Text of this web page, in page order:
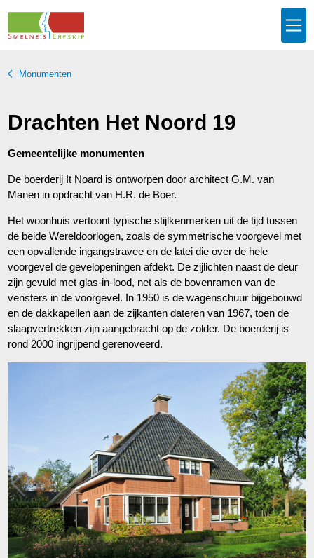
Monumenten
Drachten Het Noord 19
Gemeentelijke monumenten
De boerderij It Noard is ontworpen door architect G.M. van
Manen in opdracht van H.R. de Boer.
Het woonhuis vertoont typische stijlkenmerken uit de tijd tussen
de beide Wereldoorlogen, zoals de symmetrische voorgevel met
een opvallende ingangstravee en de latei die over de hele
voorgevel de gevelopeningen afdekt. De zijlichten naast de deur
zijn gevuld met glas-in-lood, net als de bovenramen van de
vensters in de voorgevel. In 1950 is de wagenschuur bijgebouwd
en de dakkapellen aan de zijkanten dateren van 1967, toen de
slaapvertrekken zijn aangebracht op de zolder. De boerderij is
rond 2000 ingrijpend gerenoveerd.